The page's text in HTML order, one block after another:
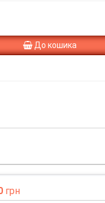
До кошика
грн